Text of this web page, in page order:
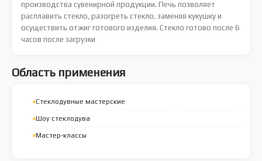
производства сувенирной продукции. Печь позволяет
расплавить стекло, разогреть стекло, заменяя кукушку и
осуществить отжиг готового изделия. Стекло готово после 6
часов после загрузки
Область применения
Стеклодувные мастерские
Шоу стеклодува
Мастер-классы